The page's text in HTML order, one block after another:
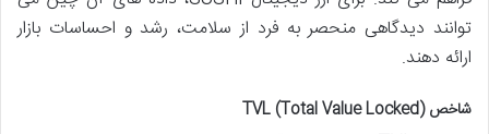
توانند دیدگاهی منحصر به فرد از سلامت، رشد و احساسات بازار
ارائه دهند.
شاخص TVL (Total Value Locked)